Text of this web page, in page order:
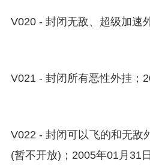
V020 - 封闭无敌、超级加速
V021 - 封闭所有恶性外挂；
V022 - 封闭可以飞的和无敌
(暂不开放)；2005年01月31日